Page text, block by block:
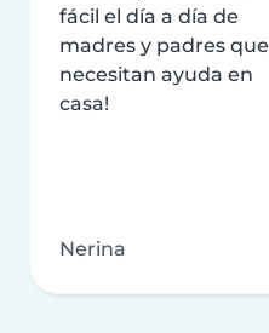
fácil el día a día de
madres y padres que
necesitan ayuda en
casa!
Nerina